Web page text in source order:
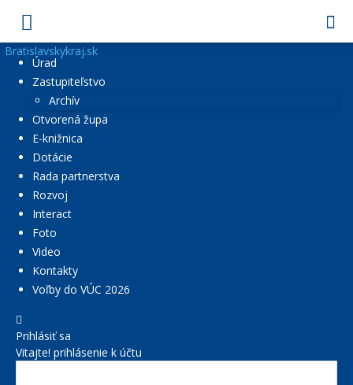
Bratislavskykraj.sk
Úrad
Zastupiteľstvo
Archív
Otvorená župa
E-knižnica
Dotácie
Rada partnerstva
Rozvoj
Interact
Foto
Video
Kontakty
Voľby do VÚC 2026
Prihlásiť sa
Vitajte! prihlásenie k účtu